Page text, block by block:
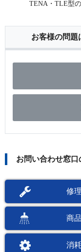
TENA・TLE型
お客様の問題
お問い合わせ窓口
修
商
消